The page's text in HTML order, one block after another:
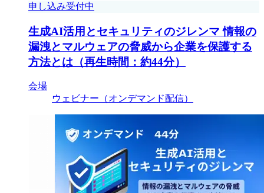
申し込み受付中
生成AI活用とセキュリティのジレンマ 情報の
漏洩とマルウェアの脅威から企業を保護する
方法とは（再生時間：約44分）
会場
ウェビナー（オンデマンド配信）